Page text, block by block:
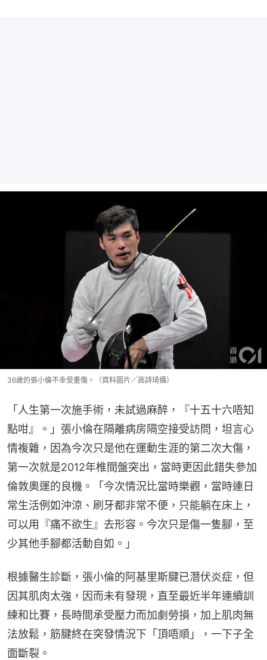
36歲的張小倫不幸受重傷。（資料圖片／高詩琦攝）
「人生第一次施手術，未試過麻醉，『十五十六唔知
點咁』。」張小倫在隔離病房隔空接受訪問，坦言心
情複雜，因為今次只是他在運動生涯的第二次大傷，
第一次就是2012年椎間盤突出，當時更因此錯失參加
倫敦奧運的良機。「今次情況比當時樂觀，當時連日
常生活例如沖涼、刷牙都非常不便，只能躺在床上，
可以用『痛不欲生』去形容。今次只是傷一隻腳，至
少其他手腳都活動自如。」
根據醫生診斷，張小倫的阿基里斯腱已潛伏炎症，但
因其肌肉太強，因而未有發現，直至最近半年連續訓
練和比賽，長時間承受壓力而加劇勞損，加上肌肉無
法放鬆，筋腱終在突發情況下「頂唔順」，一下子全
面斷裂。